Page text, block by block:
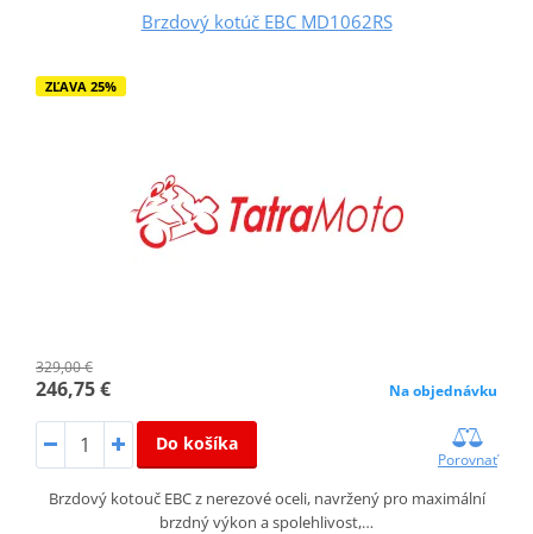
Brzdový kotúč EBC MD1062RS
ZĽAVA 25%
329,00 €
246,75 € Na objednávku
Do košíka
Porovnať
Brzdový kotouč EBC z nerezové oceli, navržený pro maximální
brzdný výkon a spolehlivost,…